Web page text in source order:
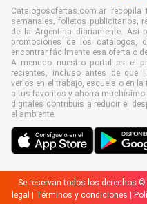
Catalogosofertas.com.ar
semanales, folletos publicitarios,
de la Argentina diariamente. Así
promociones de los catálogos,
encontrar fácilmente esa oferta o
A menudo nuestro portal es el
recientes, incluso antes de que
verlos en el trabajo, escuela o en
a tus favoritos y ahorrá muchísimo
digitales contribuís a reducir el
el ambiente.
Se reservan todos los derechos
legal | Términos y condiciones |